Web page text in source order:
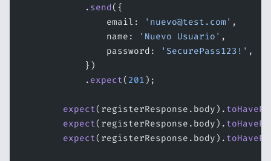
            .
send({
                email:
'nuevo@test.com' ,
                name:
'Nuevo Usuario' ,
                password:
'SecurePass123!' ,
            })
            .
expect( 201);
        expect
(registerResponse.body).
        expect
(registerResponse.body).
        expect
(registerResponse.body).